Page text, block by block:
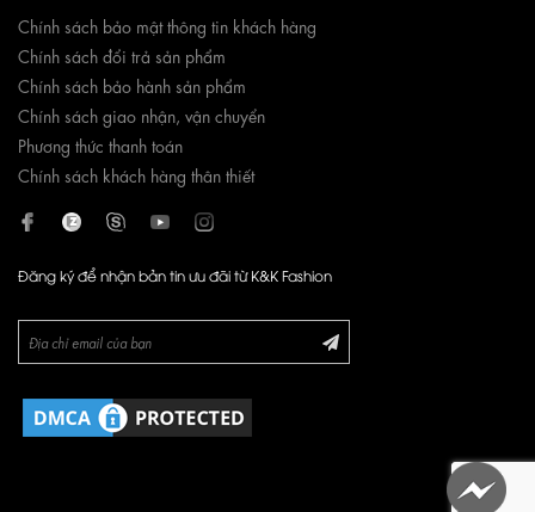
Chính sách bảo mật thông tin khách hàng
Chính sách đổi trả sản phẩm
Chính sách bảo hành sản phẩm
Chính sách giao nhận, vận chuyển
Phương thức thanh toán
Chính sách khách hàng thân thiết
Đăng ký để nhận bản tin ưu đãi từ K&K Fashion